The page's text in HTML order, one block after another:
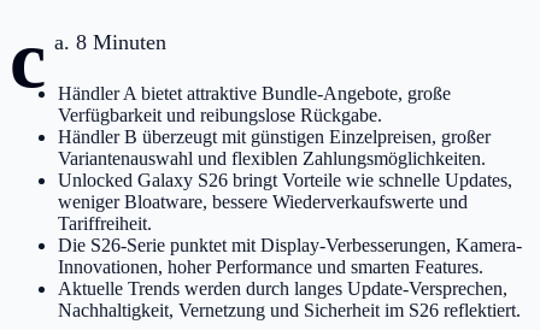
c a. 8 Minuten
Händler A bietet attraktive Bundle-Angebote, große
Verfügbarkeit und reibungslose Rückgabe.
Händler B überzeugt mit günstigen Einzelpreisen, großer
Variantenauswahl und flexiblen Zahlungsmöglichkeiten.
Unlocked Galaxy S26 bringt Vorteile wie schnelle Updates,
weniger Bloatware, bessere Wiederverkaufswerte und
Tariffreiheit.
Die S26-Serie punktet mit Display-Verbesserungen, Kamera-
Innovationen, hoher Performance und smarten Features.
Aktuelle Trends werden durch langes Update-Versprechen,
Nachhaltigkeit, Vernetzung und Sicherheit im S26 reflektiert.